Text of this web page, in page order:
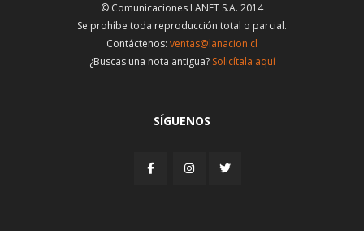
© Comunicaciones LANET S.A. 2014
Se prohíbe toda reproducción total o parcial.
Contáctenos: ventas@lanacion.cl
¿Buscas una nota antigua? Solicítala aquí
SÍGUENOS